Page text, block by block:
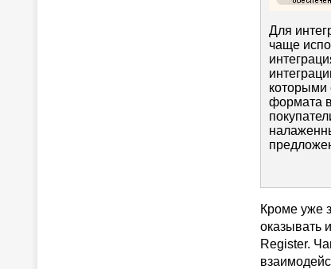
Для
чаще
которыми
формата
Кроме уже
оказывать
Register.